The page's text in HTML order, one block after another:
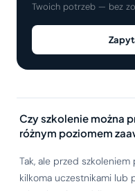
Twoich potrzeb — bez
Czy szkolenie można
różnym poziomem
Tak, ale przed
kilkoma uczestnikami lub